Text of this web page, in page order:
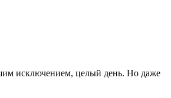
исключением, целый день. Но даже